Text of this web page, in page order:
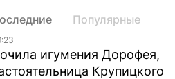
Популярные
игумения Дорофея,
Крупицкого